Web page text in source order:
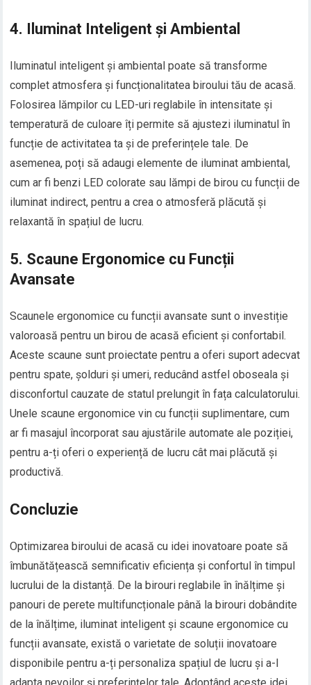
4. Iluminat Inteligent și Ambiental
Iluminatul inteligent și ambiental poate să transforme
complet atmosfera și funcționalitatea biroului tău de acasă.
Folosirea lămpilor cu LED-uri reglabile în intensitate și
temperatură de culoare îți permite să ajustezi iluminatul în
funcție de activitatea ta și de preferințele tale. De
asemenea, poți să adaugi elemente de iluminat ambiental,
cum ar fi benzi LED colorate sau lămpi de birou cu funcții de
iluminat indirect, pentru a crea o atmosferă plăcută și
relaxantă în spațiul de lucru.
5. Scaune Ergonomice cu Funcții
Avansate
Scaunele ergonomice cu funcții avansate sunt o investiție
valoroasă pentru un birou de acasă eficient și confortabil.
Aceste scaune sunt proiectate pentru a oferi suport adecvat
pentru spate, șolduri și umeri, reducând astfel oboseala și
disconfortul cauzate de statul prelungit în fața calculatorului.
Unele scaune ergonomice vin cu funcții suplimentare, cum
ar fi masajul încorporat sau ajustările automate ale poziției,
pentru a-ți oferi o experiență de lucru cât mai plăcută și
productivă.
Concluzie
Optimizarea biroului de acasă cu idei inovatoare poate să
îmbunătățească semnificativ eficiența și confortul în timpul
lucrului de la distanță. De la birouri reglabile în înălțime și
panouri de perete multifuncționale până la birouri dobândite
de la înălțime, iluminat inteligent și scaune ergonomice cu
funcții avansate, există o varietate de soluții inovatoare
disponibile pentru a-ți personaliza spațiul de lucru și a-l